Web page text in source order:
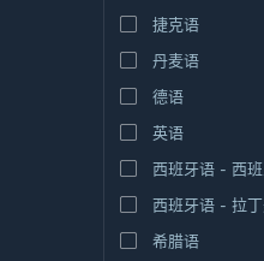
捷克语
丹麦语
德语
英语
西班牙语 - 西
西班牙语 - 拉
希腊语